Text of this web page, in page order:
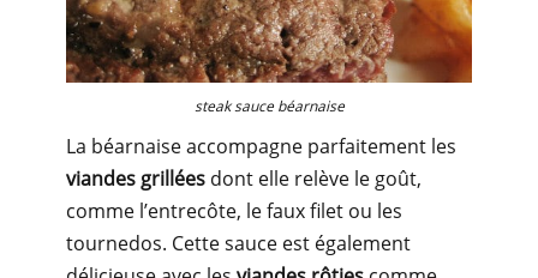
steak sauce béarnaise
La béarnaise accompagne parfaitement les
viandes grillées dont elle relève le goût,
comme l’entrecôte, le faux filet ou les
tournedos. Cette sauce est également